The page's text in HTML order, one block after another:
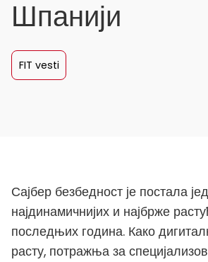
Шпанији
FIT vesti
Сајбер безбедност је постала
најдинамичнијих и најбрже
последњих година. Како
расту, потражња за